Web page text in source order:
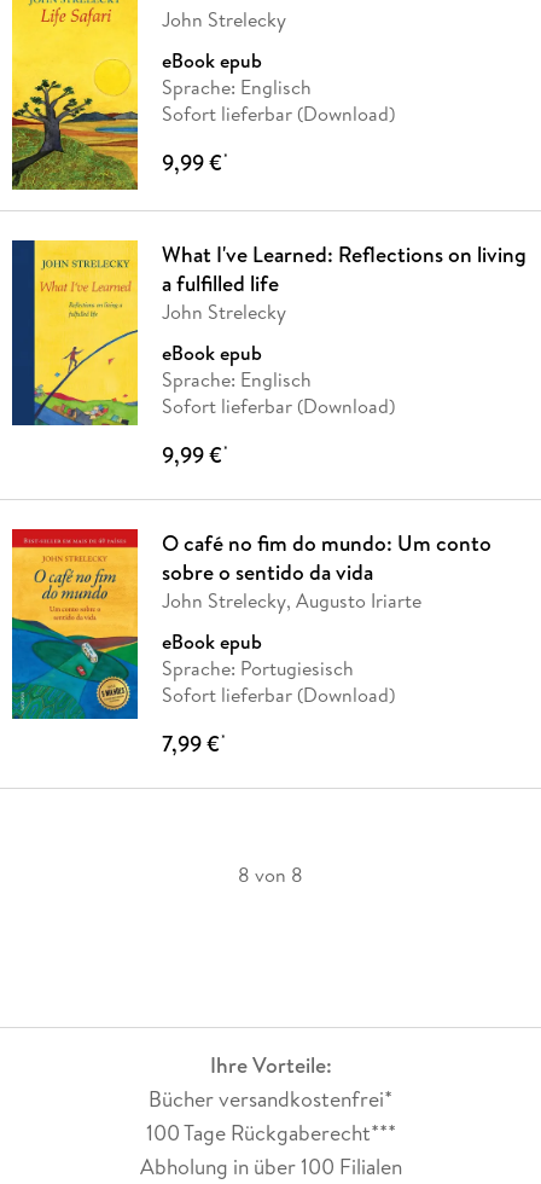
John Strelecky
eBook epub
Sprache: Englisch
Sofort lieferbar (Download)
9,99 €*
What I've Learned: Reflections on living
a fulfilled life
John Strelecky
eBook epub
Sprache: Englisch
Sofort lieferbar (Download)
9,99 €*
O café no fim do mundo: Um conto
sobre o sentido da vida
John Strelecky, Augusto Iriarte
eBook epub
Sprache: Portugiesisch
Sofort lieferbar (Download)
7,99 €*
8 von 8
Ihre Vorteile:
Bücher versandkostenfrei*
100 Tage Rückgaberecht***
Abholung in über 100 Filialen